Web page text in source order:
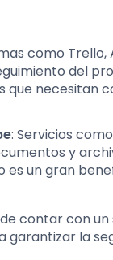
como
del
que necesitan
: Servicios
y
un gran
contar con
garantizar la